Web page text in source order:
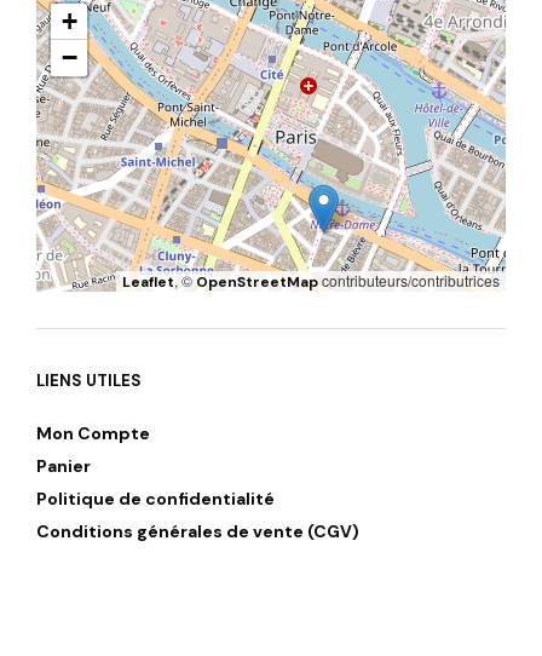
+
−
Leaflet, ©OpenStreetMapcontributeurs/contributrices
LIENS UTILES
Mon Compte
Panier
Politique de confidentialité
Conditions générales de vente (CGV)